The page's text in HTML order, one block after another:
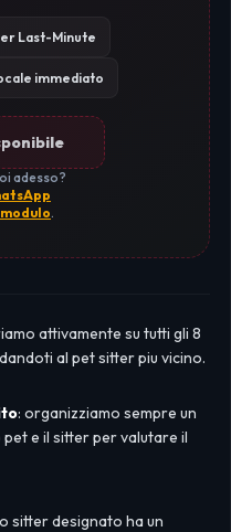
Last-Minute
immediato
adesso?
.
attivamente su tutti gli 8
al pet sitter piu vicino.
: organizziamo sempre un
e il sitter per valutare il
sitter designato ha un